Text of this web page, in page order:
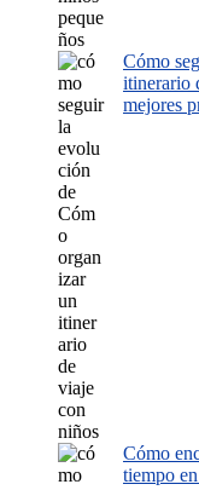
Cómo
itinerario
mejores
Cómo
tiempo